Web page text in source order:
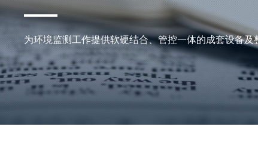
为环境监测工作提供软硬结合、管控一体的成套设备及